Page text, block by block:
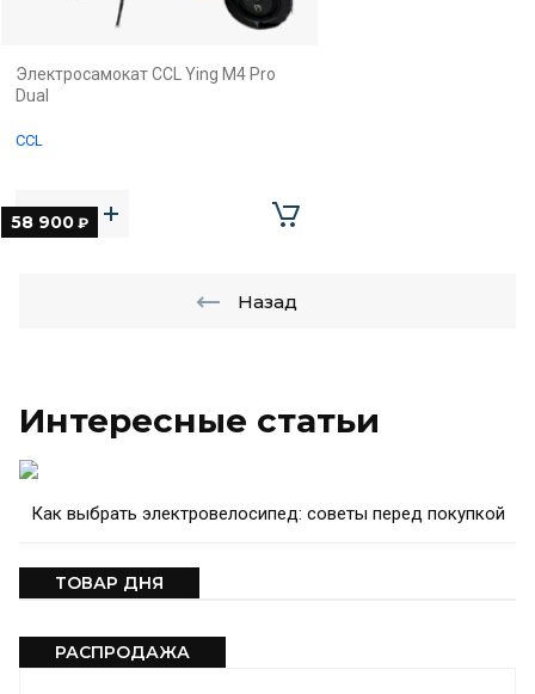
ТОВАР ДНЯ
РАСПРОДАЖА
Электросамокат CCL Ying M4 Pro
Dual
CCL
58 900 ₽
Назад
Интересные статьи
Как выбрать электровелосипед: советы перед покупкой